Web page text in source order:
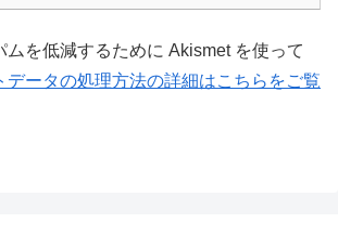
ムを低減するために Akismet を使って
データの処理方法の詳細はこちらをご覧